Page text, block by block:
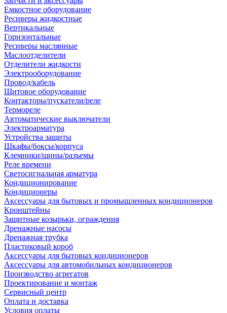
Емкостное оборудование
Ресиверы жидкостные
Вертикальные
Горизонтальные
Ресиверы маслянные
Маслоотделители
Отделители жидкости
Электрооборудование
Провод/кабель
Щитовое оборудование
Контакторы/пускатели/реле
Термореле
Автоматические выключатели
Электроарматура
Устройства защиты
Шкафы/боксы/корпуса
Клемники/шины/разъемы
Реле времени
Светосигнальная арматура
Кондиционирование
Кондиционеры
Аксессуары для бытовых и промышленных кондиционеров
Кронштейны
Защитные козырьки, ограждения
Дренажные насосы
Дренажная трубка
Пластиковый короб
Аксессуары для бытовых кондиционеров
Аксессуары для автомобильных кондиционеров
Производство агрегатов
Проектирование и монтаж
Сервисный центр
Оплата и доставка
Условия оплаты